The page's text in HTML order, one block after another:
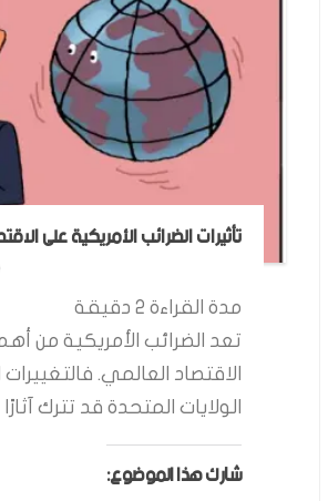
تأثيرات الضرائب الأمريكية على
مدة القراءة 2 دقيقة
تعد الضرائب الأمريكية من
الاقتصاد العالمي.
الولايات المتحدة قد تترك
شارك هذا الموضوع: